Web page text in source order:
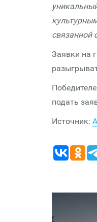
связанной
Заявки на
подать
Источник: